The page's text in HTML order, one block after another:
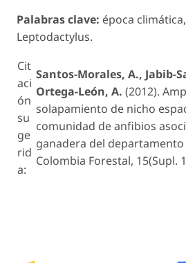
Palabras clave: época
Leptodactylus.
Cit
aci
ón
su
ge
rid
a:
Santos-Morales, A., Jabib-
Ortega-León, A. (2012).
solapamiento de nicho
comunidad de anfibios
ganadera del departamento
Colombia Forestal, 15(Supl.